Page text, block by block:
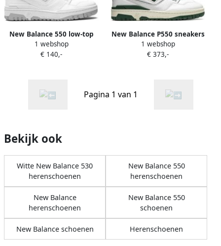
New Balance 550 low-top
sneakers Wit
1 webshop
€ 140,-
New Balance P550 sneakers
Wit
1 webshop
€ 373,-
Pagina 1 van 1
Bekijk ook
Witte New Balance 530
herenschoenen
New Balance 550
herenschoenen
New Balance
herenschoenen
New Balance 550
schoenen
New Balance schoenen Herenschoenen